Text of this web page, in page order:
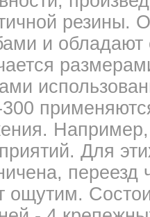
резины.
и
Для
переезд
ощутим.